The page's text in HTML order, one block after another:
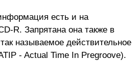
есть и на
R. Запрятана она также в
называемое действительное
- Actual Time In Pregroove).